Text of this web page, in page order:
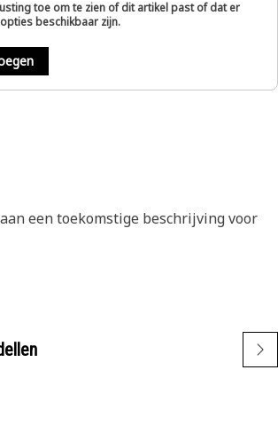
toe om te zien of dit artikel past of dat er
beschikbaar zijn.
een toekomstige beschrijving voor